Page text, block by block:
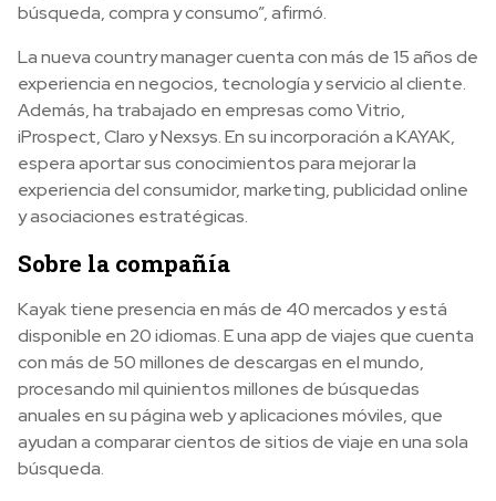
búsqueda, compra y consumo”, afirmó.
La nueva country manager cuenta con más de 15 años de
experiencia en negocios, tecnología y servicio al cliente.
Además, ha trabajado en empresas como Vitrio,
iProspect, Claro y Nexsys. En su incorporación a KAYAK,
espera aportar sus conocimientos para mejorar la
experiencia del consumidor, marketing, publicidad online
y asociaciones estratégicas.
Sobre la compañía
Kayak tiene presencia en más de 40 mercados y está
disponible en 20 idiomas. E una app de viajes que cuenta
con más de 50 millones de descargas en el mundo,
procesando mil quinientos millones de búsquedas
anuales en su página web y aplicaciones móviles, que
ayudan a comparar cientos de sitios de viaje en una sola
búsqueda.